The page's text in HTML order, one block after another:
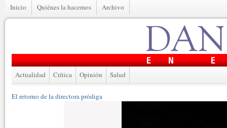
Inicio Quiénes la hacemos Archivo
Actualidad Crítica Opinión Salud
El retorno de la directora pródiga